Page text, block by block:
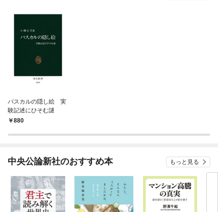
パスカルの隠し絵 実
験記述にひそむ謎
880
中央公論新社のおすすめ本 もっと見る